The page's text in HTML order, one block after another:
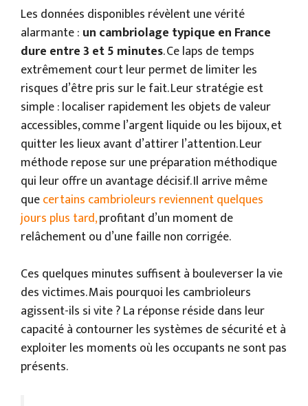
Les données disponibles révèlent une vérité
alarmante : un cambriolage typique en France
dure entre 3 et 5 minutes. Ce laps de temps
extrêmement court leur permet de limiter les
risques d’être pris sur le fait. Leur stratégie est
simple : localiser rapidement les objets de valeur
accessibles, comme l’argent liquide ou les bijoux, et
quitter les lieux avant d’attirer l’attention. Leur
méthode repose sur une préparation méthodique
qui leur offre un avantage décisif. Il arrive même
quecertains cambrioleurs reviennent quelques
jours plus tard,profitant d’un moment de
relâchement ou d’une faille non corrigée.
Ces quelques minutes suffisent à bouleverser la vie
des victimes. Mais pourquoi les cambrioleurs
agissent-ils si vite ? La réponse réside dans leur
capacité à contourner les systèmes de sécurité et à
exploiter les moments où les occupants ne sont pas
présents.